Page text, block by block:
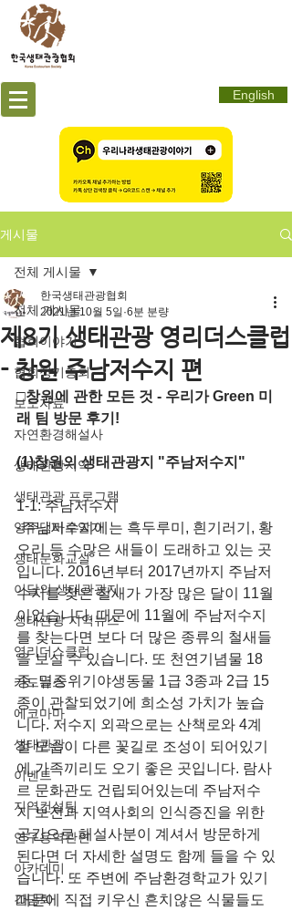
English
게시물
전체 게시물
협회이야기
협회정기총회
보도자료
자연환경해설사
생태관광지역
생태관광 프로그램
영주댐바로알기
생태문화교실
이달의 생태관광지
생태관광 지역뉴스
영리더스클럽
카드뉴스
에코마마
생태관광
이벤트
지역컨설팅
연구용역관련
아카데미
간담회
전체 게시물
제8기 생태관광 영리더스클럽
- 창원 주남저수지 편
한국생태관광협회
2021년 10월 5일 6분 분량
□창원에 관한 모든 것 - 우리가 Green 미
래 팀 방문 후기!
(1)창원의 생태관광지 "주남저수지"
1-1: 주남저수지
-주남저수지에는 흑두루미, 흰기러기, 황
오리 등 수많은 새들이 도래하고 있는 곳
입니다. 2016년부터 2017년까지 주남저
수지를 찾은 철새가 가장 많은 달이 11월
이었습니다. 때문에 11월에 주남저수지
를 찾는다면 보다 더 많은 종류의 철새들
을 보실 수 있습니다. 또 천연기념물 18
종, 멸종위기야생동물 1급 3종과 2급 15
종이 관찰되었기에 희소성 가치가 높습
니다. 저수지 외곽으로는 산책로와 4계
절 모습이 다른 꽃길로 조성이 되어있기
에 가족끼리도 오기 좋은 곳입니다. 람사
르 문화관도 건립되어있는데 주남저수
지 보전과 지역사회의 인식증진을 위한
공간으로 해설사분이 계셔서 방문하게
된다면 더 자세한 설명도 함께 들을 수 있
습니다. 또 주변에 주남환경학교가 있기
때문에 직접 키우신 흔치않은 식물들도